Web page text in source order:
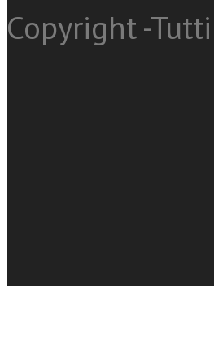
Copyright -